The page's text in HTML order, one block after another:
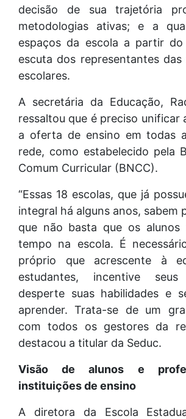
decisão de sua trajetória
metodologias ativas; e a
espaços da escola a partir
escuta dos representantes das
escolares.
A secretária da Educação,
ressaltou que é preciso unificar
a oferta de ensino em todas
rede, como estabelecido pela
Comum Curricular (BNCC).
“Essas 18 escolas, que já
integral há alguns anos, sabem
que não basta que os alunos
tempo na escola. É
próprio que acrescente à
estudantes, incentive
desperte suas habilidades e
aprender. Trata-se de um
com todos os gestores da
destacou a titular da Seduc.
Visão de alunos e
instituições de ensino
A diretora da Escola